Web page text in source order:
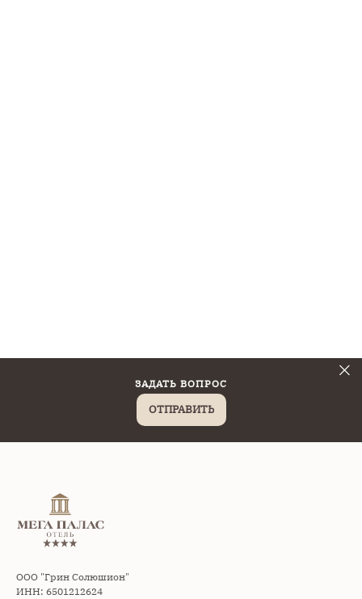
ЗАДАТЬ ВОПРОС
ОТПРАВИТЬ
ООО "Грин Солюшион"
ИНН: 6501212624